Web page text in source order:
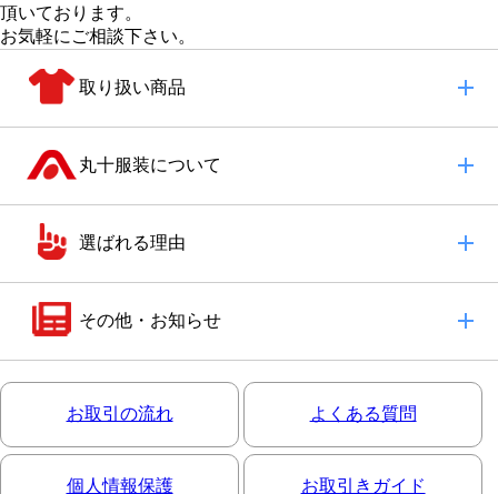
頂いております。
お気軽にご相談下さい。
取り扱い商品
丸十服装について
選ばれる理由
その他・お知らせ
お取引の流れ よくある質問
個人情報保護 お取引きガイド